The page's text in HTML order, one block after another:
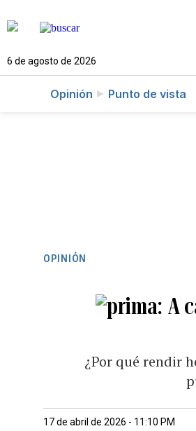
6 de agosto de 2026
Opinión Punto de vista
OPINIÓN
A
¿Por qué rendir
17 de abril de 2026 - 11:10 PM